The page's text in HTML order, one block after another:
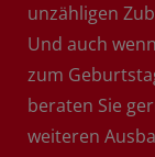
unzähligen
Und auch
zum
beraten Sie
weiteren